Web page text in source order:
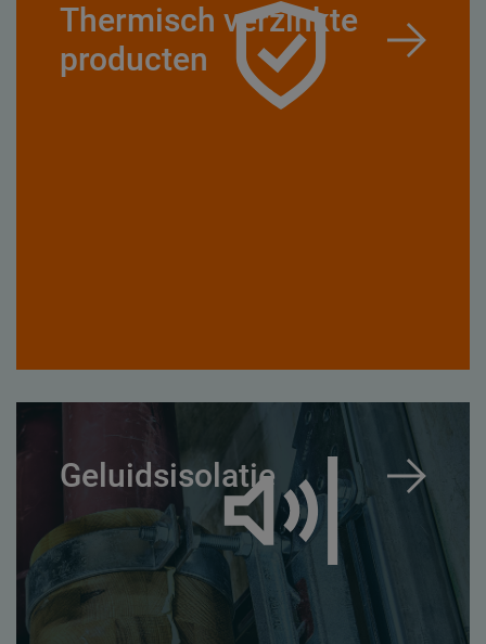
Thermisch verzinkte
producten
Geluidsisolatie